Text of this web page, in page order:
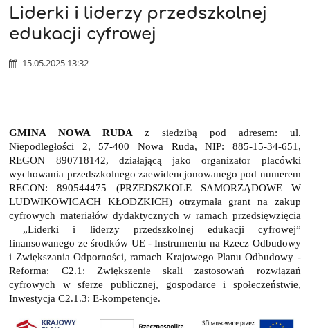
Przedszkole
Liderki i liderzy przedszkolnej
edukacji cyfrowej
15.05.2025 13:32
GMINA NOWA RUDAz siedzibą pod adresem: ul.
Niepodległości 2, 57-400 Nowa Ruda, NIP: 885-15-34-651,
REGON 890718142, działającą jako organizator placówki
wychowania przedszkolnego zaewidencjonowanego pod numerem
REGON: 890544475 (PRZEDSZKOLE SAMORZĄDOWE W
LUDWIKOWICACH KŁODZKICH) otrzymała grant na zakup
cyfrowych materiałów dydaktycznych w ramach przedsięwzięcia
„Liderki i liderzy przedszkolnej edukacji cyfrowej”
finansowanego ze środków UE - Instrumentu na Rzecz Odbudowy
i Zwiększania Odporności, ramach Krajowego Planu Odbudowy -
Reforma: C2.1: Zwiększenie skali zastosowań rozwiązań
cyfrowych w sferze publicznej, gospodarce i społeczeństwie,
Inwestycja C2.1.3: E-kompetencje.